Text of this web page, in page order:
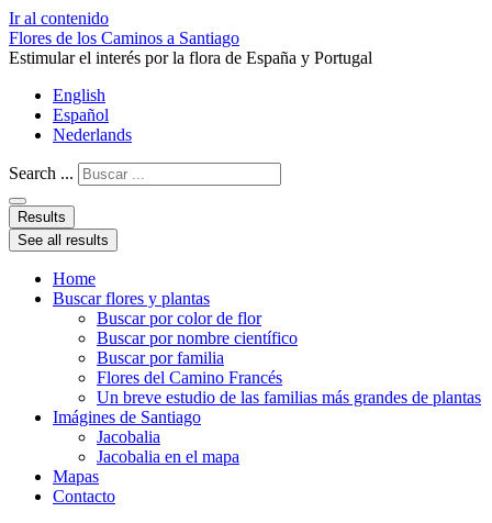
Ir al contenido
Flores de los Caminos a Santiago
Estimular el interés por la flora de España y Portugal
English
Español
Nederlands
Search ...
Results
See all results
Home
Buscar flores y plantas
Buscar por color de flor
Buscar por nombre científico
Buscar por familia
Flores del Camino Francés
Un breve estudio de las familias más grandes de plantas
Imágines de Santiago
Jacobalia
Jacobalia en el mapa
Mapas
Contacto